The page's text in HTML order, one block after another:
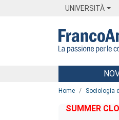
UNIVERSITÀ
Menu
Home Sociologia
SUMMER